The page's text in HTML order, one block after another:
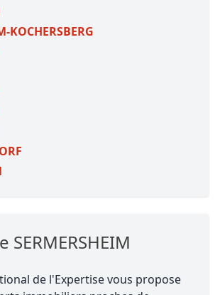
KOCHERSBERG
SERMERSHEIM
de l'Expertise vous propose